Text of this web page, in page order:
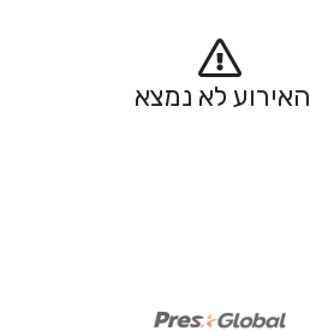
האירוע לא נמצא